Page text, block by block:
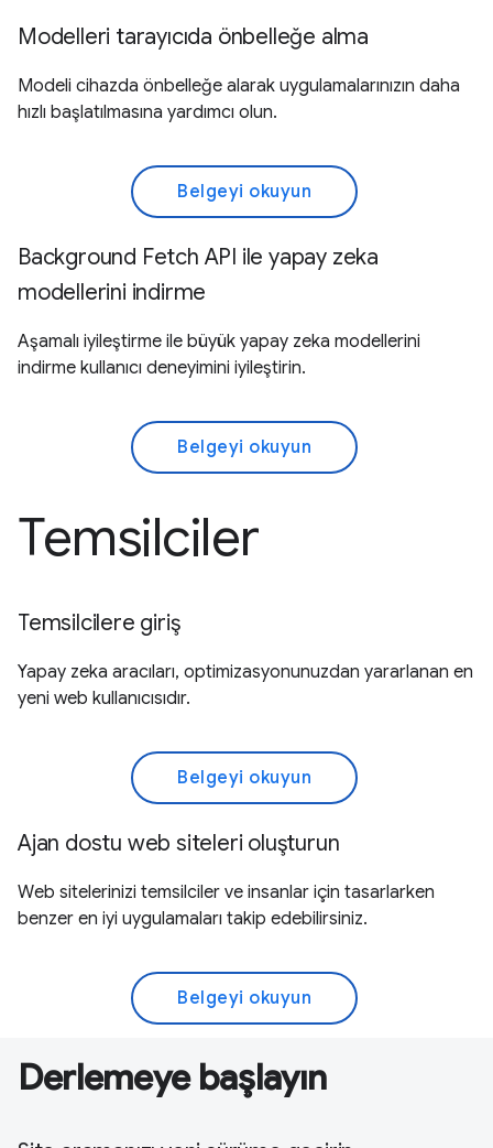
Modelleri tarayıcıda önbelleğe alma
Modeli cihazda önbelleğe alarak uygulamalarınızın daha
hızlı başlatılmasına yardımcı olun.
Belgeyi okuyun
Background Fetch API ile yapay zeka
modellerini indirme
Aşamalı iyileştirme ile büyük yapay zeka modellerini
indirme kullanıcı deneyimini iyileştirin.
Belgeyi okuyun
Temsilciler
Temsilcilere giriş
Yapay zeka aracıları, optimizasyonunuzdan yararlanan en
yeni web kullanıcısıdır.
Belgeyi okuyun
Ajan dostu web siteleri oluşturun
Web sitelerinizi temsilciler ve insanlar için tasarlarken
benzer en iyi uygulamaları takip edebilirsiniz.
Belgeyi okuyun
Derlemeye başlayın